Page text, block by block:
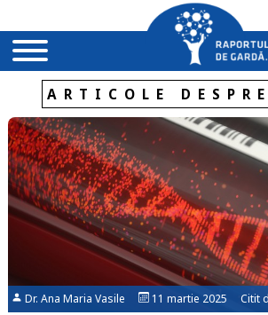
ARTICOLE
Dr. Ana Maria Vasile 11 martie 2025 Citit